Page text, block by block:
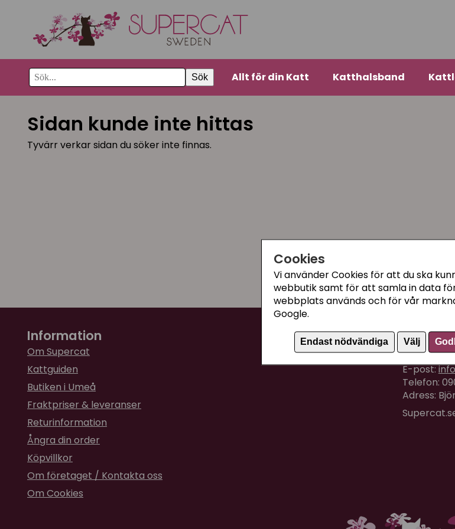
Cookies
Vi använder Cookies för att du ska
webbutik samt för att samla in data
webbplats används och för vår
Google.
Endast nödvändiga Välj
Sök Allt för din Katt Katthalsband
Sidan kunde inte hittas
Tyvärr verkar sidan du söker inte finnas.
Information
Om Supercat
Kattguiden
Butiken i Umeå
Fraktpriser & leveranser
Returinformation
Ångra din order
Köpvillkor
Om företaget / Kontakta oss
Om Cookies
Om du
E-post:
Telefon:
Adress: